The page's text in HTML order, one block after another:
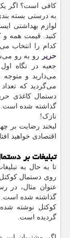
کافی است؟ اگر
به درستی بسته
لوازم بهداشتی
کنید. قیمت همه و
کدام را انتخاب
حریر
رو به رو
جعبه در نگاه
می‌دارید و
می‌گردید که
گذاشته شده است.
نازک!
لبخند رضایت بر
اقتصادی خواهید
تبلیغات بر
تا به حال به
روی دستمال
عنوان مثال، در
گذاشته شده است.
کوکتل نوشته
گردیده است.